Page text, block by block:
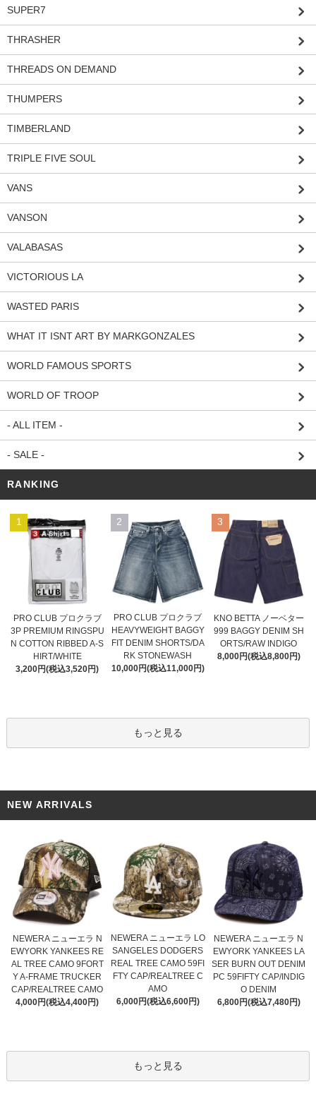
SUPER7
THRASHER
THREADS ON DEMAND
THUMPERS
TIMBERLAND
TRIPLE FIVE SOUL
VANS
VANSON
VALABASAS
VICTORIOUS LA
WASTED PARIS
WHAT IT ISNT ART BY MARKGONZALES
WORLD FAMOUS SPORTS
WORLD OF TROOP
- ALL ITEM -
- SALE -
RANKING
1
PRO CLUB プロクラブ
3P PREMIUM RINGSPU
N COTTON RIBBED A-S
HIRT/WHITE
3,200円(税込3,520円)
2
PRO CLUB プロクラブ
HEAVYWEIGHT BAGGY
FIT DENIM SHORTS/DA
RK STONEWASH
10,000円(税込11,000円)
3
KNO BETTA ノーベター
999 BAGGY DENIM SH
ORTS/RAW INDIGO
8,000円(税込8,800円)
もっと見る
NEW ARRIVALS
NEWERA ニューエラ N
EWYORK YANKEES RE
AL TREE CAMO 9FORT
Y A-FRAME TRUCKER
CAP/REALTREE CAMO
4,000円(税込4,400円)
NEWERA ニューエラ LO
SANGELES DODGERS
REAL TREE CAMO 59FI
FTY CAP/REALTREE C
AMO
6,000円(税込6,600円)
NEWERA ニューエラ N
EWYORK YANKEES LA
SER BURN OUT DENIM
PC 59FIFTY CAP/INDIG
O DENIM
6,800円(税込7,480円)
もっと見る